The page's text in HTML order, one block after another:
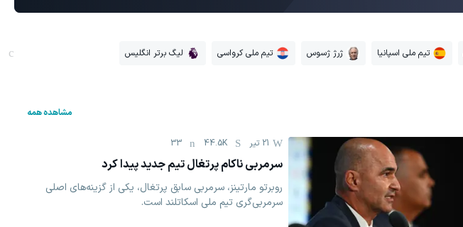
تیم ملی اسپانیا ژرژ ژسوس تیم ملی کرواسی لیگ برتر انگلیس
مشاهده همه
21 تیر 44.5K
33
سرمربی ناکام پرتغال تیم جدید پیدا کرد
روبرتو مارتینز، سرمربی سابق پرتغال، یکی از گزینه‌های اصلی
سرمربی‌گری تیم ملی اسکاتلند است.